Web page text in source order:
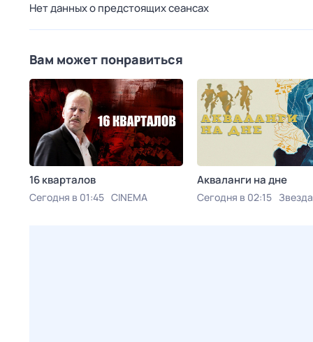
Нет данных о предстоящих сеансах
Вам может понравиться
16 кварталов
Сегодня в 01:45 CINEMA
Акваланги на дне
Сегодня в 02:15 Звезда